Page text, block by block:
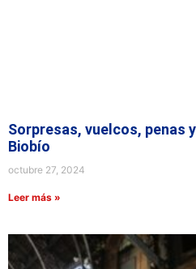
Sorpresas, vuelcos, penas
Biobío
octubre 27, 2024
Leer más »